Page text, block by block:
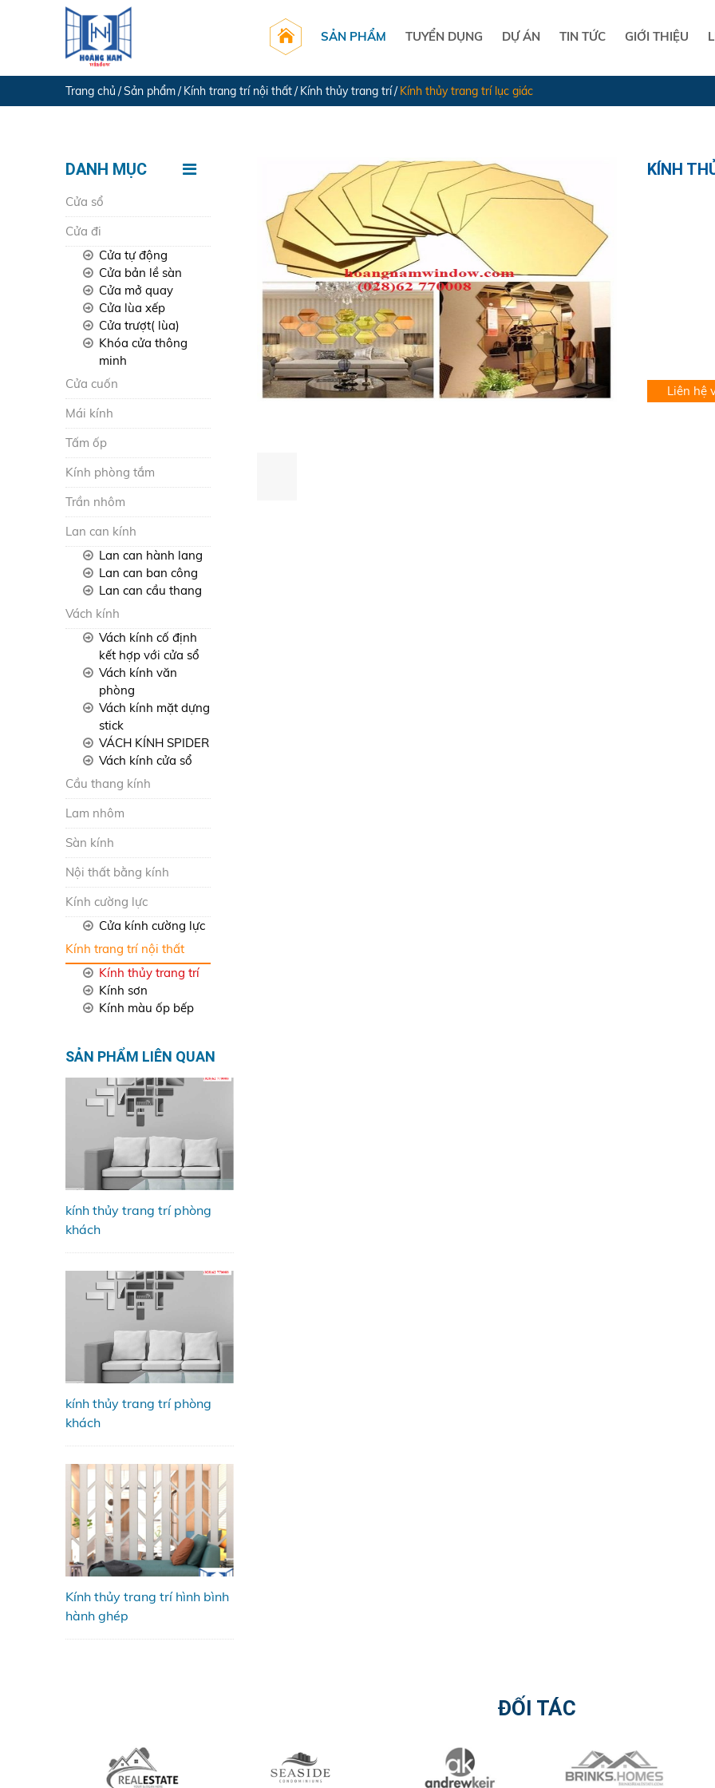
SẢN PHẨM TUYỂN DỤNG DỰ ÁN TIN TỨC GIỚI THIỆU
Trang chủ Sản phẩm Kính trang trí nội thất Kính thủy trang trí Kính thủy trang trí lục giác
DANH MỤC
Cửa sổ
Cửa đi
Cửa tự động
Cửa bản lề sàn
Cửa mở quay
Cửa lùa xếp
Cửa trượt( lùa)
Khóa cửa thông
minh
Cửa cuốn
Mái kính
Tấm ốp
Kính phòng tắm
Trần nhôm
Lan can kính
Lan can hành lang
Lan can ban công
Lan can cầu thang
Vách kính
Vách kính cố định
kết hợp với cửa sổ
Vách kính văn
phòng
Vách kính mặt dựng
stick
VÁCH KÍNH SPIDER
Vách kính cửa sổ
Cầu thang kính
Lam nhôm
Sàn kính
Nội thất bằng kính
Kính cường lực
Cửa kính cường lực
Kính trang trí nội thất
Kính thủy trang trí
Kính sơn
Kính màu ốp bếp
SẢN PHẨM LIÊN QUAN
kính thủy trang trí phòng
khách
kính thủy trang trí phòng
khách
Kính thủy trang trí hình bình
hành ghép
KÍNH
Liên hệ
ĐỐI TÁC